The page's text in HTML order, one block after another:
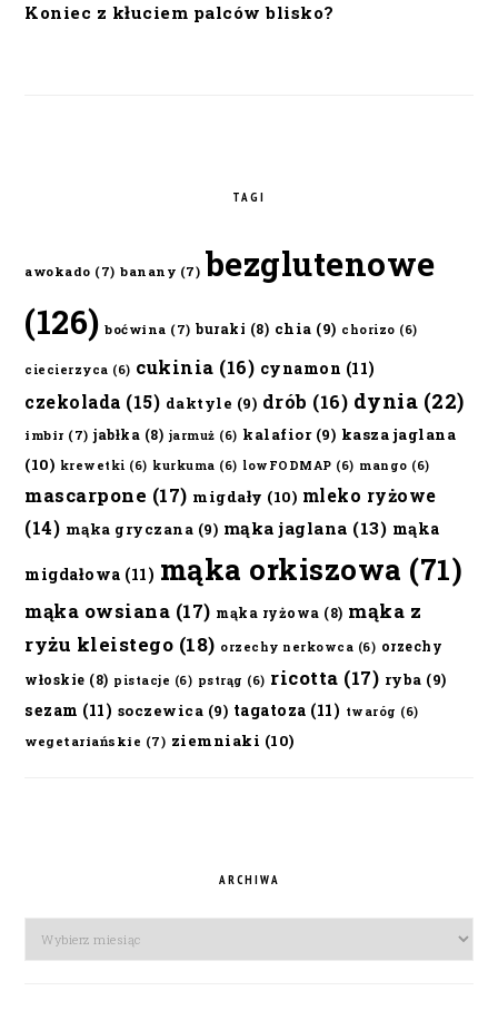
Koniec z kłuciem palców blisko?
TAGI
awokado (7) banany (7) bezglutenowe
(126) boćwina (7) buraki (8) chia (9) chorizo (6)
ciecierzyca (6) cukinia (16) cynamon (11)
czekolada (15) daktyle (9) drób (16) dynia (22)
imbir (7) jabłka (8) jarmuż (6) kalafior(9) kasza jaglana
(10) krewetki (6) kurkuma (6) lowFODMAP (6) mango (6)
mascarpone (17) migdały (10) mleko ryżowe
(14) mąka gryczana (9) mąka jaglana (13) mąka
migdałowa (11) mąka orkiszowa (71)
mąka owsiana (17) mąka ryżowa (8) mąka z
ryżu kleistego (18) orzechy nerkowca (6) orzechy
włoskie (8) pistacje (6) pstrąg (6) ricotta (17) ryba (9)
sezam (11) soczewica (9) tagatoza (11) twaróg (6)
wegetariańskie (7) ziemniaki (10)
ARCHIWA
Archiwa